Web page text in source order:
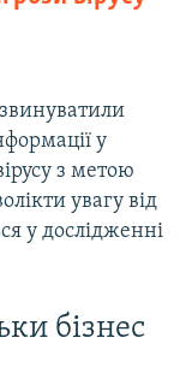
у
з метою
увагу від
у дослідженні
бізнес